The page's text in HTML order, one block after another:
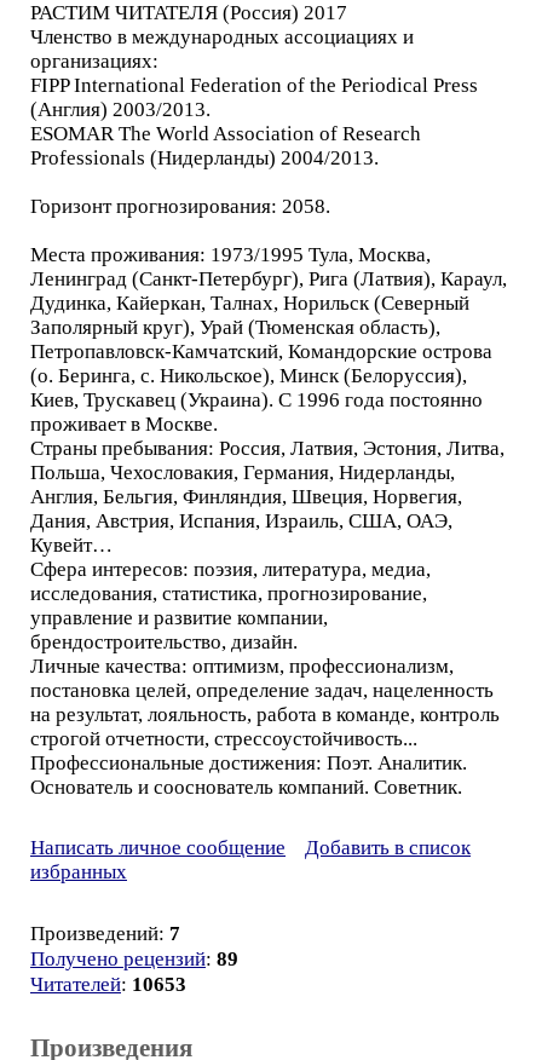
РАСТИМ ЧИТАТЕЛЯ (Россия) 2017
Членство в международных ассоциациях и
организациях:
FIPP International Federation of the Periodical Press
(Англия) 2003/2013.
ESOMAR The World Association of Research
Professionals (Нидерланды) 2004/2013.
Горизонт прогнозирования: 2058.
Места проживания: 1973/1995 Тула, Москва,
Ленинград (Санкт-Петербург), Рига (Латвия), Караул,
Дудинка, Кайеркан, Талнах, Норильск (Северный
Заполярный круг), Урай (Тюменская область),
Петропавловск-Камчатский, Командорские острова
(о. Беринга, с. Никольское), Минск (Белоруссия),
Киев, Трускавец (Украина). С 1996 года постоянно
проживает в Москве.
Страны пребывания: Россия, Латвия, Эстония, Литва,
Польша, Чехословакия, Германия, Нидерланды,
Англия, Бельгия, Финляндия, Швеция, Норвегия,
Дания, Австрия, Испания, Израиль, США, ОАЭ,
Кувейт…
Сфера интересов: поэзия, литература, медиа,
исследования, статистика, прогнозирование,
управление и развитие компании,
брендостроительство, дизайн.
Личные качества: оптимизм, профессионализм,
постановка целей, определение задач, нацеленность
на результат, лояльность, работа в команде, контроль
строгой отчетности, стрессоустойчивость...
Профессиональные достижения: Поэт. Аналитик.
Основатель и сооснователь компаний. Советник.
Написать личное сообщение
Добавить в список
избранных
Произведений: 7
Получено рецензий: 89
Читателей: 10653
Произведения